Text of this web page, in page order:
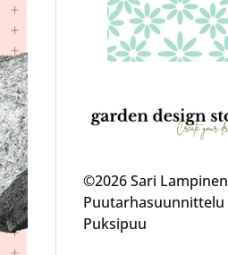
©2026 Sari Lampinen
Puutarhasuunnittelu
Puksipuu